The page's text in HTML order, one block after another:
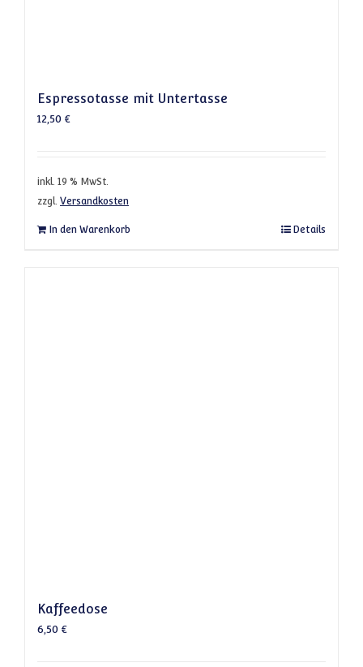
Espressotasse mit Untertasse
12,50 €
inkl. 19 % MwSt.
zzgl. Versandkosten
In den Warenkorb Details
Kaffeedose
6,50 €